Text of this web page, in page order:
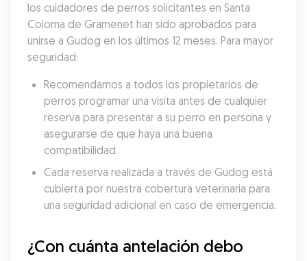
los cuidadores de perros solicitantes en Santa
Coloma de Gramenet han sido aprobados para
unirse a Gudog en los últimos 12 meses. Para mayor
seguridad:
Recomendamos a todos los propietarios de
perros programar una visita antes de cualquier
reserva para presentar a su perro en persona y
asegurarse de que haya una buena
compatibilidad.
Cada reserva realizada a través de Gudog está
cubierta por nuestra cobertura veterinaria para
una seguridad adicional en caso de emergencia.
¿Con cuánta antelación debo